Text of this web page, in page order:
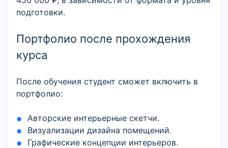
подготовки.
Портфолио после прохождения
курса
После обучения студент сможет включить в
портфолио:
Авторские интерьерные скетчи.
Визуализации дизайна помещений.
Графические концепции интерьеров.